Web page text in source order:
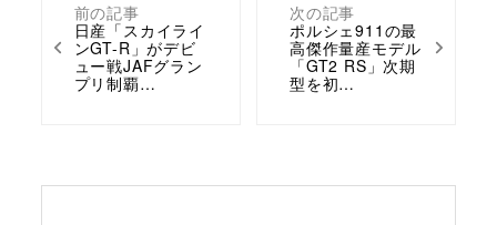
前の記事
日産「スカイライ
ンGT-R」がデビ
ュー戦JAFグラン
プリ制覇…
次の記事
ポルシェ911の最
高傑作量産モデル
「GT2 RS」次期
型を初…